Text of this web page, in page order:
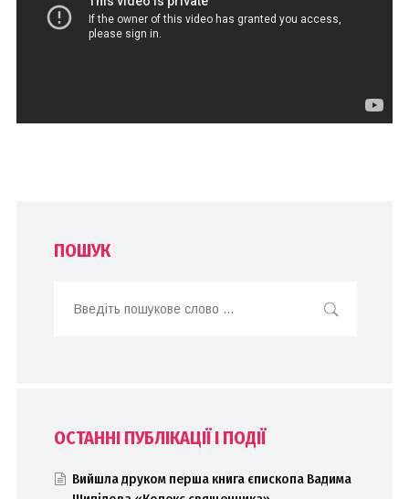
ПОШУК
ОСТАННІ ПУБЛІКАЦІЇ І ПОДІЇ
Вийшла друком перша книга єпископа Вадима